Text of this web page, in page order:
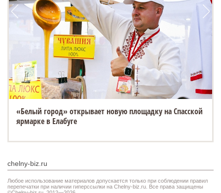
«Белый город» открывает новую площадку на Спасской
ярмарке в Елабуге
chelny-biz.ru
Любое использование материалов допускается только при соблюдении правил
перепечатки при наличии гиперссылки на Chelny-biz.ru. Все права защищены